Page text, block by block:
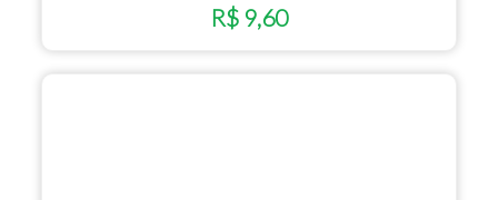
R$ 9,60